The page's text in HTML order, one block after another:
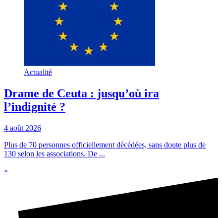
Actualité
Drame de Ceuta : jusqu’où ira
l’indignité ?
4 août 2026
Plus de 70 personnes officiellement décédées, sans doute plus de
130 selon les associations. De ...
»